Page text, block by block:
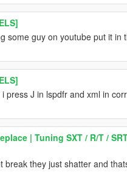
some guy on youtube put it in
press J in lspdfr and xml in
| Tuning SXT / R/T /
they just shatter and